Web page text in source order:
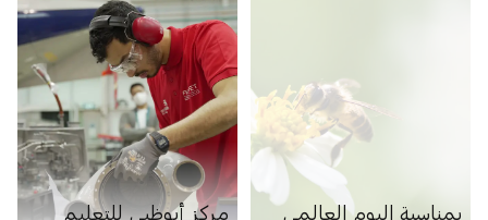
بمناسبة اليوم العالمي
مركز أبوظبي للتعليم